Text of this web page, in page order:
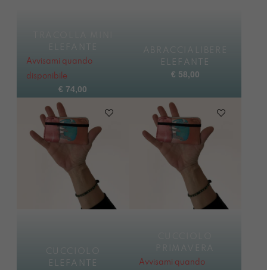
Avvisami quando
disponibile
€ 74,00
ABRACCIALIBERE
ELEFANTE
€ 58,00
CUCCIOLO
ELEFANTE
Avvisami quando